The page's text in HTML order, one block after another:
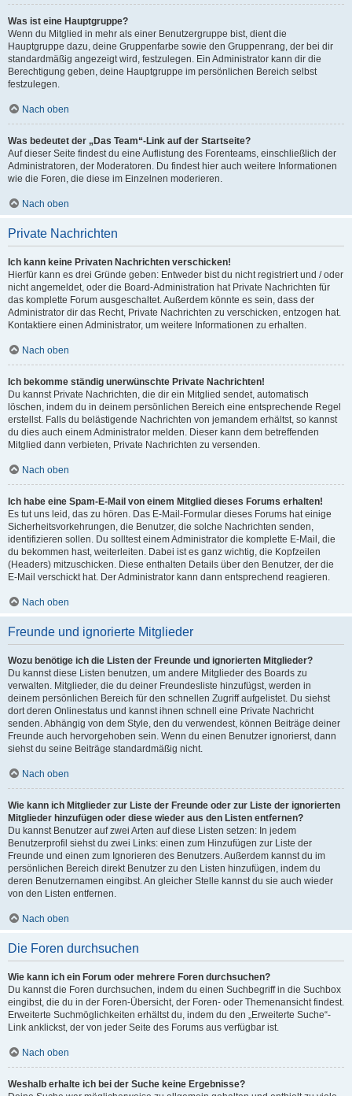
Was ist eine Hauptgruppe?
Wenn du Mitglied in mehr als einer Benutzergruppe bist, dient die
Hauptgruppe dazu, deine Gruppenfarbe sowie den Gruppenrang, der bei dir
standardmäßig angezeigt wird, festzulegen. Ein Administrator kann dir die
Berechtigung geben, deine Hauptgruppe im persönlichen Bereich selbst
festzulegen.
Nach oben
Was bedeutet der „Das Team“-Link auf der Startseite?
Auf dieser Seite findest du eine Auflistung des Forenteams, einschließlich der
Administratoren, der Moderatoren. Du findest hier auch weitere Informationen
wie die Foren, die diese im Einzelnen moderieren.
Nach oben
Private Nachrichten
Ich kann keine Privaten Nachrichten verschicken!
Hierfür kann es drei Gründe geben: Entweder bist du nicht registriert und / oder
nicht angemeldet, oder die Board-Administration hat Private Nachrichten für
das komplette Forum ausgeschaltet. Außerdem könnte es sein, dass der
Administrator dir das Recht, Private Nachrichten zu verschicken, entzogen hat.
Kontaktiere einen Administrator, um weitere Informationen zu erhalten.
Nach oben
Ich bekomme ständig unerwünschte Private Nachrichten!
Du kannst Private Nachrichten, die dir ein Mitglied sendet, automatisch
löschen, indem du in deinem persönlichen Bereich eine entsprechende Regel
erstellst. Falls du belästigende Nachrichten von jemandem erhältst, so kannst
du dies auch einem Administrator melden. Dieser kann dem betreffenden
Mitglied dann verbieten, Private Nachrichten zu versenden.
Nach oben
Ich habe eine Spam-E-Mail von einem Mitglied dieses Forums erhalten!
Es tut uns leid, das zu hören. Das E-Mail-Formular dieses Forums hat einige
Sicherheitsvorkehrungen, die Benutzer, die solche Nachrichten senden,
identifizieren sollen. Du solltest einem Administrator die komplette E-Mail, die
du bekommen hast, weiterleiten. Dabei ist es ganz wichtig, die Kopfzeilen
(Headers) mitzuschicken. Diese enthalten Details über den Benutzer, der die
E-Mail verschickt hat. Der Administrator kann dann entsprechend reagieren.
Nach oben
Freunde und ignorierte Mitglieder
Wozu benötige ich die Listen der Freunde und ignorierten Mitglieder?
Du kannst diese Listen benutzen, um andere Mitglieder des Boards zu
verwalten. Mitglieder, die du deiner Freundesliste hinzufügst, werden in
deinem persönlichen Bereich für den schnellen Zugriff aufgelistet. Du siehst
dort deren Onlinestatus und kannst ihnen schnell eine Private Nachricht
senden. Abhängig von dem Style, den du verwendest, können Beiträge deiner
Freunde auch hervorgehoben sein. Wenn du einen Benutzer ignorierst, dann
siehst du seine Beiträge standardmäßig nicht.
Nach oben
Wie kann ich Mitglieder zur Liste der Freunde oder zur Liste der ignorierten
Mitglieder hinzufügen oder diese wieder aus den Listen entfernen?
Du kannst Benutzer auf zwei Arten auf diese Listen setzen: In jedem
Benutzerprofil siehst du zwei Links: einen zum Hinzufügen zur Liste der
Freunde und einen zum Ignorieren des Benutzers. Außerdem kannst du im
persönlichen Bereich direkt Benutzer zu den Listen hinzufügen, indem du
deren Benutzernamen eingibst. An gleicher Stelle kannst du sie auch wieder
von den Listen entfernen.
Nach oben
Die Foren durchsuchen
Wie kann ich ein Forum oder mehrere Foren durchsuchen?
Du kannst die Foren durchsuchen, indem du einen Suchbegriff in die Suchbox
eingibst, die du in der Foren-Übersicht, der Foren- oder Themenansicht findest.
Erweiterte Suchmöglichkeiten erhältst du, indem du den „Erweiterte Suche“-
Link anklickst, der von jeder Seite des Forums aus verfügbar ist.
Nach oben
Weshalb erhalte ich bei der Suche keine Ergebnisse?